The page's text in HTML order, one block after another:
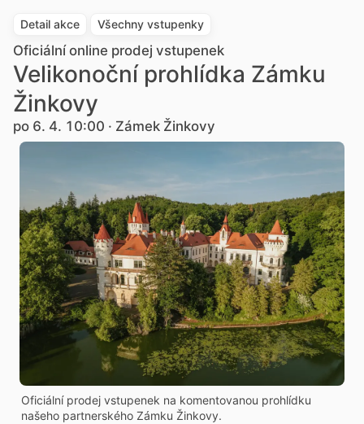
Detail akce Všechny vstupenky
Oficiální online prodej vstupenek
Velikonoční prohlídka Zámku
Žinkovy
po 6. 4. 10:00 · Zámek Žinkovy
Oficiální prodej vstupenek na komentovanou prohlídku
našeho partnerského Zámku Žinkovy.